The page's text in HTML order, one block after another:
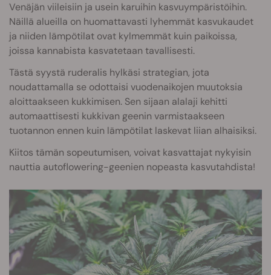
Venäjän viileisiin ja usein karuihin kasvuympäristöihin.
Näillä alueilla on huomattavasti lyhemmät kasvukaudet
ja niiden lämpötilat ovat kylmemmät kuin paikoissa,
joissa kannabista kasvatetaan tavallisesti.
Tästä syystä ruderalis hylkäsi strategian, jota
noudattamalla se odottaisi vuodenaikojen muutoksia
aloittaakseen kukkimisen. Sen sijaan alalaji kehitti
automaattisesti kukkivan geenin varmistaakseen
tuotannon ennen kuin lämpötilat laskevat liian alhaisiksi.
Kiitos tämän sopeutumisen, voivat kasvattajat nykyisin
nauttia autoflowering-geenien nopeasta kasvutahdista!